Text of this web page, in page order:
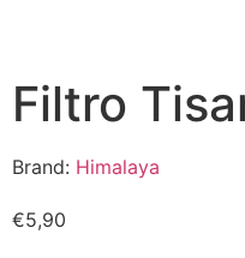
Filtro
Brand: Himalaya
€5,90